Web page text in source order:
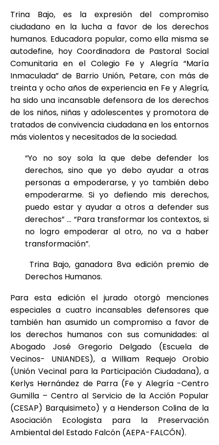
Trina Bajo, es la expresión del compromiso
ciudadano en la lucha a favor de los derechos
humanos. Educadora popular, como ella misma se
autodefine, hoy Coordinadora de Pastoral Social
Comunitaria en el Colegio Fe y Alegría “María
Inmaculada” de Barrio Unión, Petare, con más de
treinta y ocho años de experiencia en Fe y Alegría,
ha sido una incansable defensora de los derechos
de los niños, niñas y adolescentes y promotora de
tratados de convivencia ciudadana en los entornos
más violentos y necesitados de la sociedad.
“Yo no soy sola la que debe defender los
derechos, sino que yo debo ayudar a otras
personas a empoderarse, y yo también debo
empoderarme. Si yo defiendo mis derechos,
puedo estar y ayudar a otros a defender sus
derechos” … “Para transformar los contextos, si
no logro empoderar al otro, no va a haber
transformación”.
Trina Bajo, ganadora 8va edición premio de
Derechos Humanos.
Para esta edición el jurado otorgó menciones
especiales a cuatro incansables defensores que
también han asumido un compromiso a favor de
los derechos humanos con sus comunidades: al
Abogado José Gregorio Delgado (Escuela de
Vecinos- UNIANDES), a William Requejo Orobio
(Unión Vecinal para la Participación Ciudadana), a
Kerlys Hernández de Parra (Fe y Alegría -Centro
Gumilla – Centro al Servicio de la Acción Popular
(CESAP) Barquisimeto) y a Henderson Colina de la
Asociación Ecologista para la Preservación
Ambiental del Estado Falcón (AEPA-FALCÓN).